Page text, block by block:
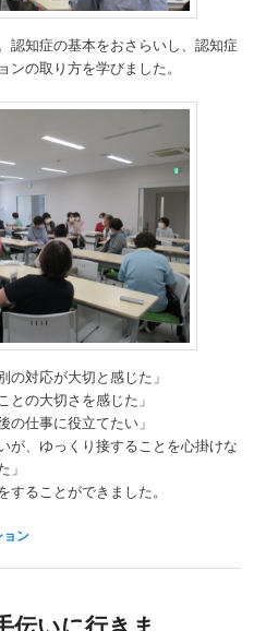
認知症の基本をおさらいし、認知症
の取り方を学びました。
の対応が大切と感じた」
との大切さを感じた」
の仕事に役立てたい」
が、ゆっくり接することを心掛けな
」
ることができました。
ン